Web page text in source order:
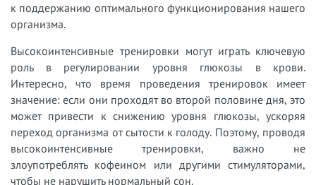
к поддержанию оптимального функционирования нашего
организма.
Высокоинтенсивные тренировки могут играть ключевую
роль в регулировании уровня глюкозы в крови.
Интересно, что время проведения тренировок имеет
значение: если они проходят во второй половине дня, это
может привести к снижению уровня глюкозы, ускоряя
переход организма от сытости к голоду. Поэтому, проводя
высокоинтенсивные тренировки, важно не
злоупотреблять кофеином или другими стимуляторами,
чтобы не нарушить нормальный сон.